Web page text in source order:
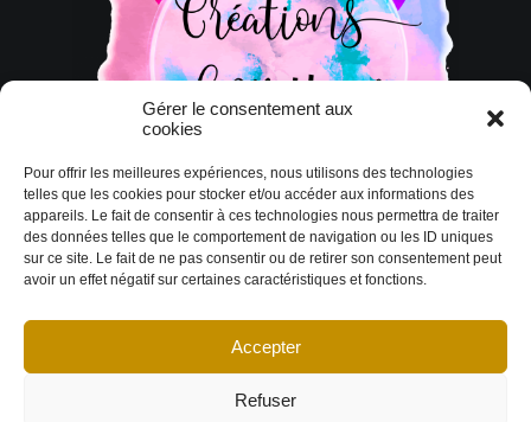
Gérer le consentement aux
cookies
Pour offrir les meilleures expériences, nous utilisons des technologies
telles que les cookies pour stocker et/ou accéder aux informations des
appareils. Le fait de consentir à ces technologies nous permettra de traiter
des données telles que le comportement de navigation ou les ID uniques
sur ce site. Le fait de ne pas consentir ou de retirer son consentement peut
avoir un effet négatif sur certaines caractéristiques et fonctions.
Accepter
Refuser
© Copyright 2026 DESIGN EXTÉRIEUR | Tous droits réservés.
conditions|Politique de cookies Déclaration de confidentialité|Imprint|
Avertissement